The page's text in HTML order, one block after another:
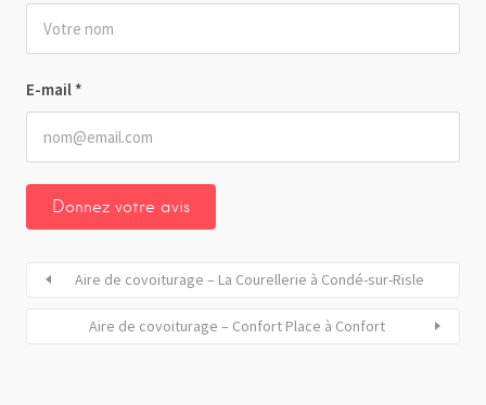
E-mail *
Aire de covoiturage – La Courellerie à Condé-sur-Risle
Aire de covoiturage – Confort Place à Confort